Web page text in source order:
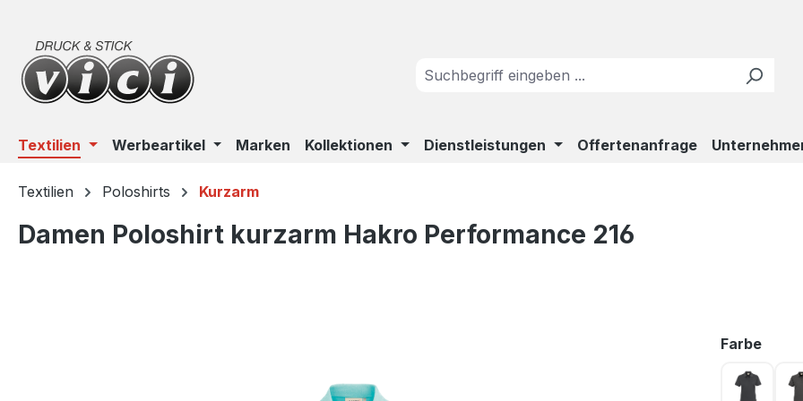
Textilien Werbeartikel Marken Kollektionen Dienstleistungen Offertenanfrage
Textilien Poloshirts Kurzarm
Damen Poloshirt kurzarm Hakro Performance 216
Farbe